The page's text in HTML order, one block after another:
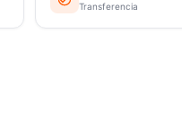
Transferencia